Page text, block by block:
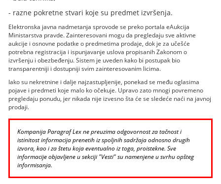
- razne pokretne stvari koje su predmet izvršenja.
Elektronska javna nadmetanja sprovode se preko portala eAukcija
Ministarstva pravde. Zainteresovani mogu da pregledaju sve aktivne
aukcije i osnovne podatke o predmetima prodaje, dok je za učešće
potrebna registracija i ispunjavanje uslova propisanih Zakonom o
izvršenju i obezbeđenju. Sistem je uveden kako bi postupak bio
transparentniji i dostupniji svim zainteresovanim licima.
Iako su nekretnine i dalje najzastupljenije, ponekad se među oglasima
pojave i predmeti koje malo ko očekuje. Upravo zato mnogi povremeno
pregledaju ponudu, jer nikada nije izvesno šta će se sledeće naći na javnoj
prodaji.
Kompanija Paragraf Lex ne preuzima odgovornost za tačnost i
istinitost informacija prenetih iz spoljnih sadržaja odnosno drugih
izvora, kao i za štetu koja eventualno iz toga, proistekne. Sve
informacije objavljene u sekciji "Vesti" su namenjene u svrhu opšteg
informisanja.